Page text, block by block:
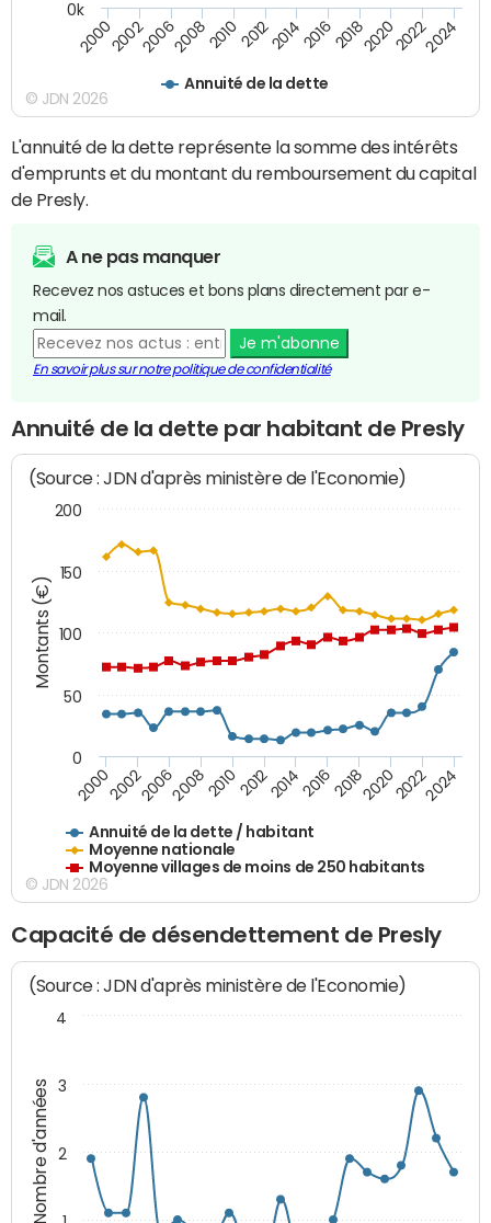
Annuité de la dette
200020022006200820102012201420162018202020222024
0k
© JDN 2026
L'annuité de la dette représente la somme des intérêts
d'emprunts et du montant du remboursement du capital
de Presly.
A ne pas manquer
Recevez nos astuces et bons plans directement par e-
mail.
Je m'abonne
En savoir plus sur notre politique de confidentialité
Annuité de la dette par habitant de Presly
Montants (€)
(Source : JDN d'après ministère de l'Economie)
Annuité de la dette / habitant
Moyenne nationale
Moyenne villages de moins de 250 habitants
200020022006200820102012201420162018202020222024
0
50
100
150
200
© JDN 2026
Capacité de désendettement de Presly
Nombre d'années
(Source : JDN d'après ministère de l'Economie)
2
3
4